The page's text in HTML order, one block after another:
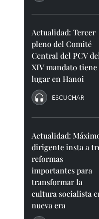
Actualidad: Tercer
pleno del Comité
Central del PCV
XIV mandato tiene
lugar en Hanoi
ESCUCHAR
Actualidad:
dirigente insta a
reformas
importantes para
transformar la
cultura socialista
nueva era